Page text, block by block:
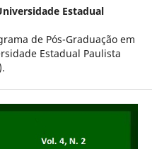
Estadual
de Pós-Graduação em
Estadual Paulista